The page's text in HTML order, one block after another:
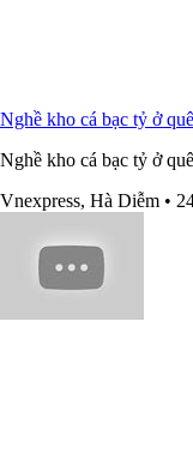
Nghề kho cá bạc tỷ ở
Nghề kho cá bạc tỷ ở
Vnexpress, Hà Diễm •